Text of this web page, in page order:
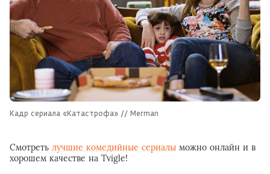
Кадр сериала «Катастрофа» // Merman
Смотреть лучшие комедийные сериалы можно онлайн и в
хорошем качестве на Tvigle!